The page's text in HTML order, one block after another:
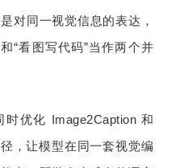
对同一视觉信息的表达，
“看图写代码”当作两个并
优化 Image2Caption 和
，让模型在同一套视觉编